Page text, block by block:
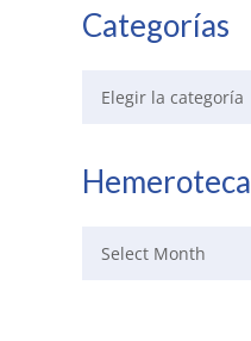
Categorías
Hemeroteca